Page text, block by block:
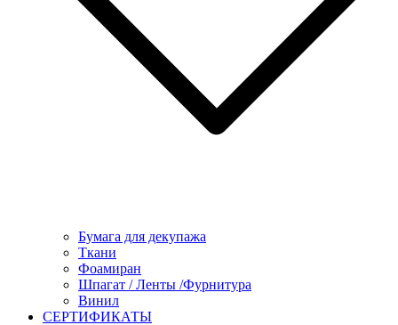
Бумага для декупажа
Ткани
Фоамиран
Шпагат / Ленты /Фурнитура
Винил
СЕРТИФИКАТЫ